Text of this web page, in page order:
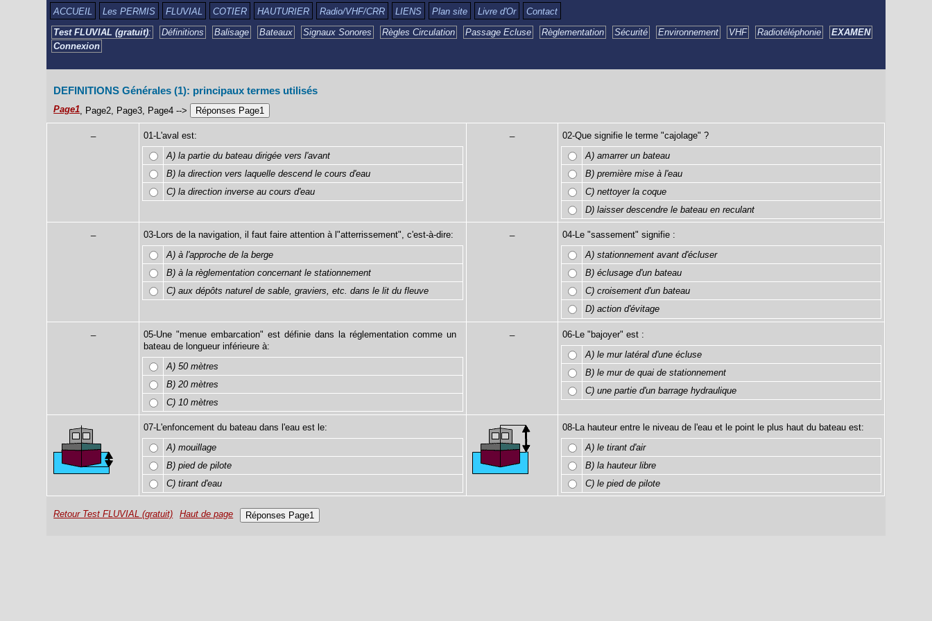
ACCUEIL Les PERMIS FLUVIAL COTIER HAUTURIER Radio/VHF/CRR LIENS Plan site Livre d'Or
Contact
Test FLUVIAL (gratuit): Définitions Balisage Bateaux Signaux Sonores Règles Circulation Passage Ecluse Règlementation Sécurité Environnement VHF Radiotéléphonie
EXAMEN
Connexion
DEFINITIONS Générales (1): principaux termes utilisés
Page1, Page2, Page3, Page4 -->
01-L'aval est:
A) la partie du bateau dirigée vers l'avant
B) la direction vers laquelle descend le cours d'eau
C) la direction inverse au cours d'eau
02-Que signifie le terme "cajolage" ?
A) amarrer un bateau
B) première mise à l'eau
C) nettoyer la coque
D) laisser descendre le bateau en reculant
03-Lors de la navigation, il faut faire attention à l"atterrissement", c'est-à-dire:
A) à l'approche de la berge
B) à la règlementation concernant le stationnement
C) aux dépôts naturel de sable, graviers, etc. dans le lit du fleuve
04-Le "sassement" signifie :
A) stationnement avant d'écluser
B) éclusage d'un bateau
C) croisement d'un bateau
D) action d'évitage
05-Une "menue embarcation" est définie dans la réglementation comme un
bateau de longueur inférieure à:
A) 50 mètres
B) 20 mètres
C) 10 mètres
06-Le "bajoyer" est :
A) le mur latéral d'une écluse
B) le mur de quai de stationnement
C) une partie d'un barrage hydraulique
07-L'enfoncement du bateau dans l'eau est le:
A) mouillage
B) pied de pilote
C) tirant d'eau
08-La hauteur entre le niveau de l'eau et le point le plus haut du bateau est:
A) le tirant d'air
B) la hauteur libre
C) le pied de pilote
Retour Test FLUVIAL (gratuit) Haut de page